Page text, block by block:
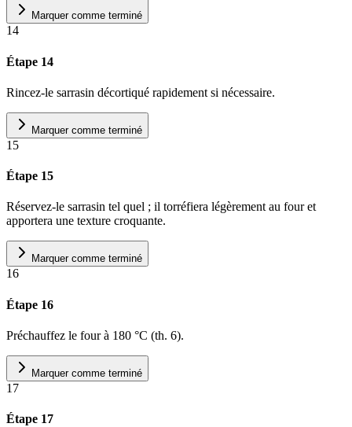
Marquer comme terminé
14
Étape 14
Rincez-le sarrasin décortiqué rapidement si nécessaire.
Marquer comme terminé
15
Étape 15
Réservez-le sarrasin tel quel ; il torréfiera légèrement au four et
apportera une texture croquante.
Marquer comme terminé
16
Étape 16
Préchauffez le four à 180 °C (th. 6).
Marquer comme terminé
17
Étape 17